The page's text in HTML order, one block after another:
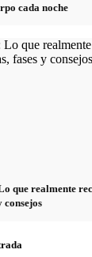
cada noche
que realmente
consejos